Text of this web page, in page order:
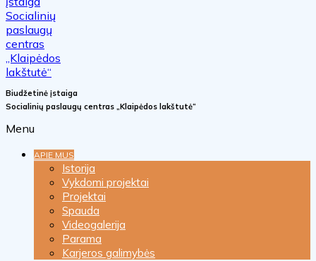
Biudžetinė įstaiga
Socialinių paslaugų centras „Klaipėdos lakštutė“
Menu
APIE MUS
Istorija
Vykdomi projektai
Projektai
Spauda
Videogalerija
Parama
Karjeros galimybės